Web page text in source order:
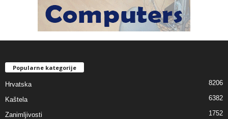
Popularne kategorije
Hrvatska 8206
Kaštela 6382
Zanimljivosti 1752